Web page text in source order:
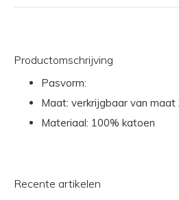
Productomschrijving
Pasvorm:
Maat: verkrijgbaar van maat
Materiaal: 100% katoen
Recente artikelen